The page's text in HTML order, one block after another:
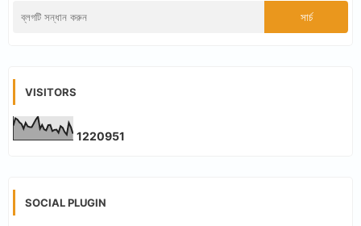
VISITORS
1220951
SOCIAL PLUGIN